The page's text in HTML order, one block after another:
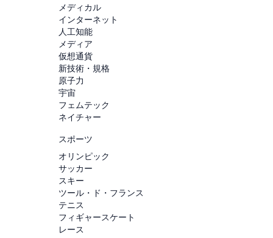
メディカル
インターネット
人工知能
メディア
仮想通貨
新技術・規格
原子力
宇宙
フェムテック
ネイチャー
スポーツ
オリンピック
サッカー
スキー
ツール・ド・フランス
テニス
フィギャースケート
レース